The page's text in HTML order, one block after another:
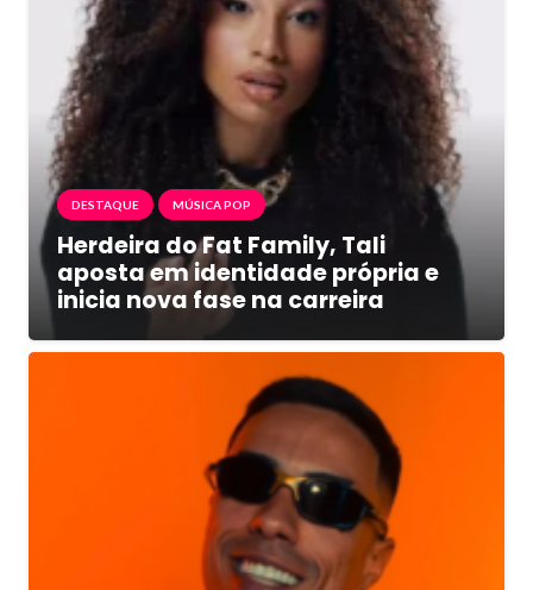
DESTAQUE MÚSICA POP
Herdeira do Fat Family, Tali
aposta em identidade própria e
inicia nova fase na carreira